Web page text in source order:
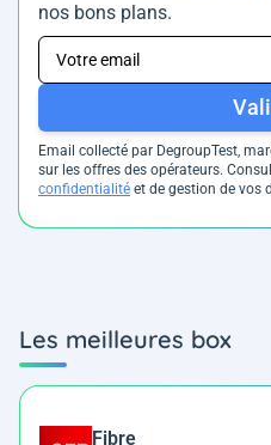
nos bons plans.
Email collecté par DegroupTest,
sur les offres des opérateurs.
confidentialité et de gestion de vos
Les meilleures box
Fibre